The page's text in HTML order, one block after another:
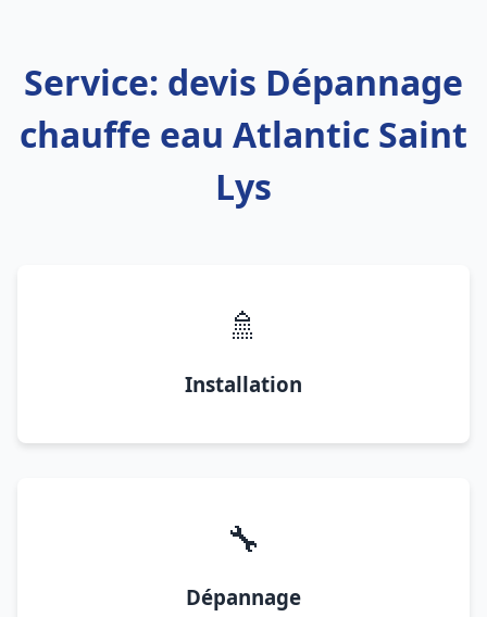
Service: devis Dépannage
chauffe eau Atlantic Saint
Lys
🚿
Installation
🔧
Dépannage